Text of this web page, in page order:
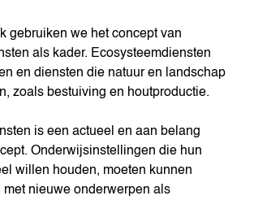
gebruiken we het concept van
als kader. Ecosysteemdiensten
en diensten die natuur en landschap
zoals bestuiving en houtproductie.
is een actueel en aan belang
Onderwijsinstellingen die hun
willen houden, moeten kunnen
met nieuwe onderwerpen als